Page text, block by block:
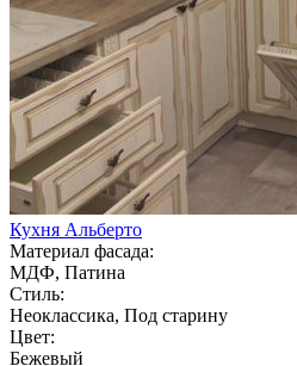
Кухня Альберто
Материал фасада:
МДФ, Патина
Стиль:
Неоклассика, Под старину
Цвет:
Бежевый